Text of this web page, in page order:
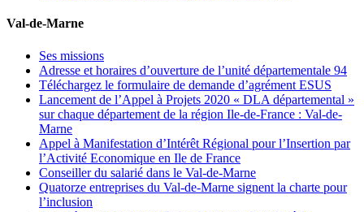
Val-de-Marne
Ses missions
Adresse et horaires d’ouverture de l’unité départementale 94
Téléchargez le formulaire de demande d’agrément ESUS
Lancement de l’Appel à Projets 2020 « DLA départemental »
sur chaque département de la région Ile-de-France : Val-de-
Marne
Appel à Manifestation d’Intérêt Régional pour l’Insertion par
l’Activité Economique en Ile de France
Conseiller du salarié dans le Val-de-Marne
Quatorze entreprises du Val-de-Marne signent la charte pour
l’inclusion